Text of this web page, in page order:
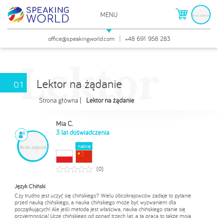
Lektor na żądanie MENU
ZAMKNIJ
office@speakingworld.com +48 691 958 283
0.1 Lektor na żądanie
Strona główna Lektor na żądanie
Lektor
Mia C.
3 lat doświadczenia
0
Język Chiński
Czy trudno jest uczyć się chińskiego? Wielu obcokrajowców zadaje to pytanie
przed nauką chińskiego, a nauka chińskiego może być wyzwaniem dla
początkujących! Ale jeśli metoda jest właściwa, nauka chińskiego stanie się
przyjemnością! Uczę chińskiego od ponad trzech lat, a ta praca to także moja
Język Chiński
Is it difficult to learn Chinese? Many foreigners ask this question before learning
Chinese, and learning Chinese can be a challenge for beginners! But if the
method is right, learning Chinese will be a pleasure! I've been teaching Chinese
for over three years and this job is also my game! My students come from all